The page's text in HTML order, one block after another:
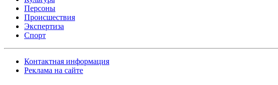
Персоны
Происшествия
Экспертиза
Спорт
Контактная информация
Реклама на сайте